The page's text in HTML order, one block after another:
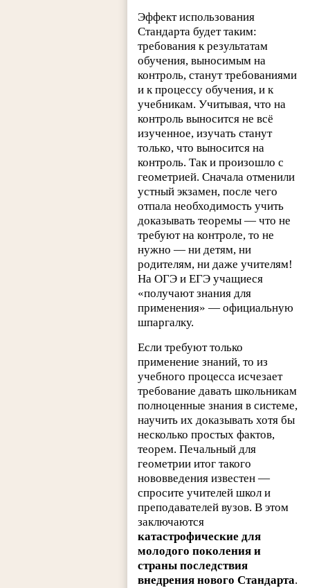
Эффект использования
Стандарта будет таким:
требования к результатам
обучения, выносимым на
контроль, станут требованиями
и к процессу обучения, и к
учебникам. Учитывая, что на
контроль выносится не всё
изученное, изучать станут
только, что выносится на
контроль. Так и произошло с
геометрией. Сначала отменили
устный экзамен, после чего
отпала необходимость учить
доказывать теоремы — что не
требуют на контроле, то не
нужно — ни детям, ни
родителям, ни даже учителям!
На ОГЭ и ЕГЭ учащиеся
«получают знания для
применения» — официальную
шпаргалку.
Если требуют только
применение знаний, то из
учебного процесса исчезает
требование давать школьникам
полноценные знания в системе,
научить их доказывать хотя бы
несколько простых фактов,
теорем. Печальный для
геометрии итог такого
нововведения известен —
спросите учителей школ и
преподавателей вузов. В этом
заключаются
катастрофические для
молодого поколения и
страны последствия
внедрения нового Стандарта.